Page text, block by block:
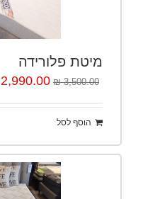
מיטת פלורידה
3,500.00 ₪
2,990.00 ₪
הוסף לסל